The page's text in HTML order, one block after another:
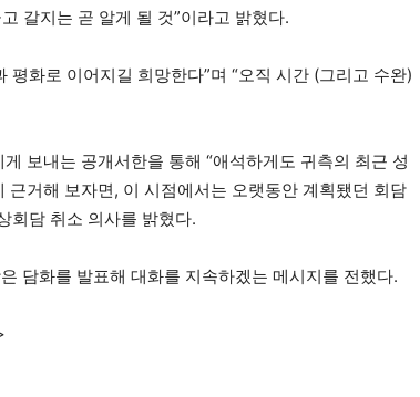
갈지는 곧 알게 될 것”이라고 밝혔다.
화로 이어지길 희망한다”며 “오직 시간 (그리고 수완)
보내는 공개서한을 통해 “애석하게도 귀측의 최근 성
거해 보자면, 이 시점에서는 오랫동안 계획됐던 회담
회담 취소 의사를 밝혔다.
담화를 발표해 대화를 지속하겠는 메시지를 전했다.